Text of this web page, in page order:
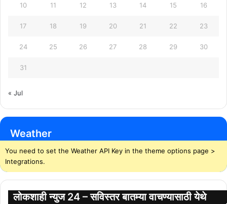
10 11 12 13 14 15 16
17 18 19 20 21 22 23
24 25 26 27 28 29 30
31
« Jul
Weather
You need to set the Weather API Key in the theme options page >
Integrations.
लोकशाही न्युज 24 – सविस्तर बातम्या वाचण्यासाठी येथे